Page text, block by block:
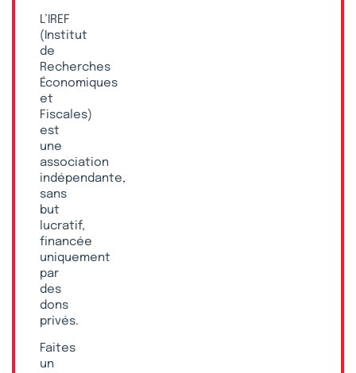
L’IREF
(Institut
de
Recherches
Économiques
et
Fiscales)
est
une
association
indépendante,
sans
but
lucratif,
financée
uniquement
par
des
dons
privés.
Faites
un